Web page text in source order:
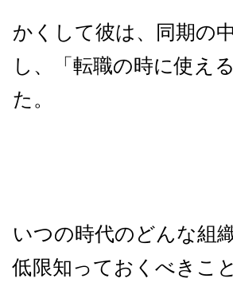
かくして彼は、同期の
し、「転職の時に使え
た。
いつの時代のどんな組
低限知っておくべきこ